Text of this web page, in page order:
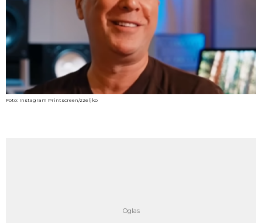
Foto: Instagram Printscreen/zzeljko